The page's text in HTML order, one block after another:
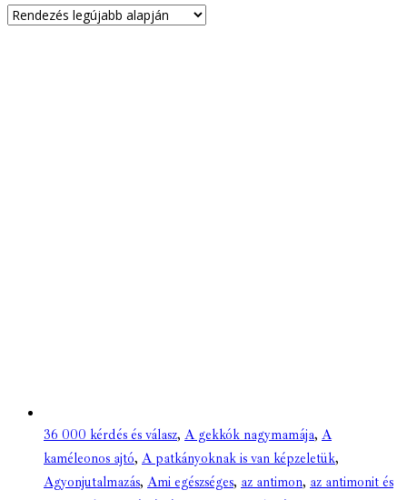
36 000 kérdés és válasz, A gekkók nagymamája, A
kaméleonos ajtó, A patkányoknak is van képzeletük,
Agyonjutalmazás, Ami egészséges, az antimon, az antimonit és